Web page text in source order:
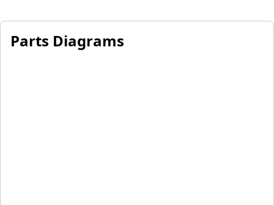
Parts Diagrams